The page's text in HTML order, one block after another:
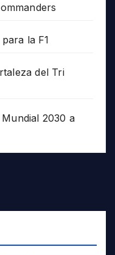
la F1
del Tri
2030 a